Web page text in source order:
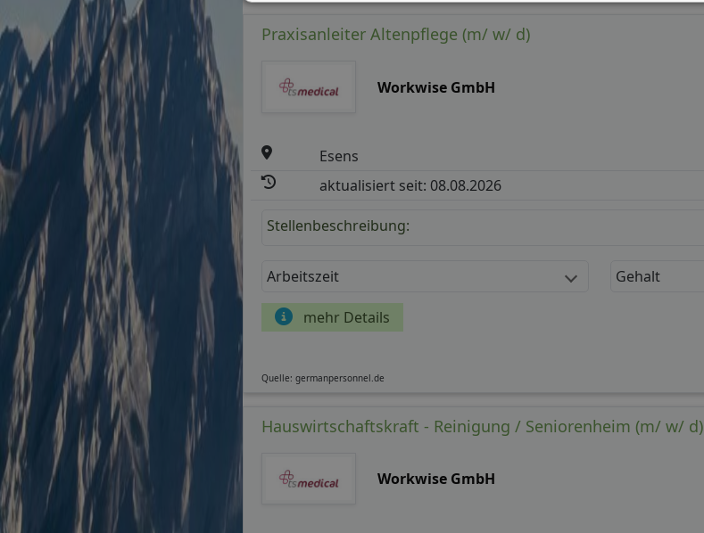
Praxisanleiter Altenpflege (m/ w/ d)
Workwise GmbH
Esens
aktualisiert seit: 08.08.2026
Stellenbeschreibung:
Arbeitszeit Gehalt
mehr Details
Quelle: germanpersonnel.de
Hauswirtschaftskraft - Reinigung / Seniorenheim (m/ w/ d)
Workwise GmbH